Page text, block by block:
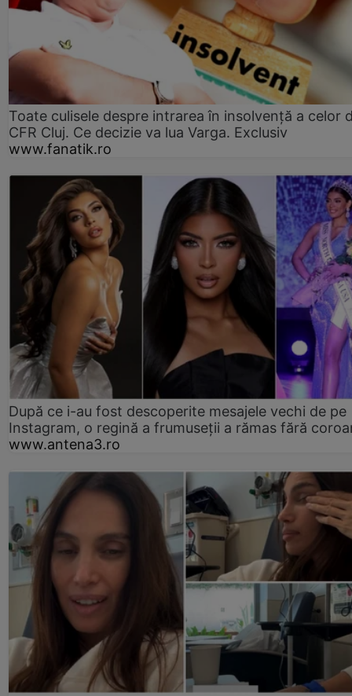
Toate culisele despre intrarea în insolvență a celor
CFR Cluj. Ce decizie va lua Varga. Exclusiv
www.fanatik.ro
După ce i-au fost descoperite mesajele vechi de pe
Instagram, o regină a frumuseții a rămas fără
www.antena3.ro